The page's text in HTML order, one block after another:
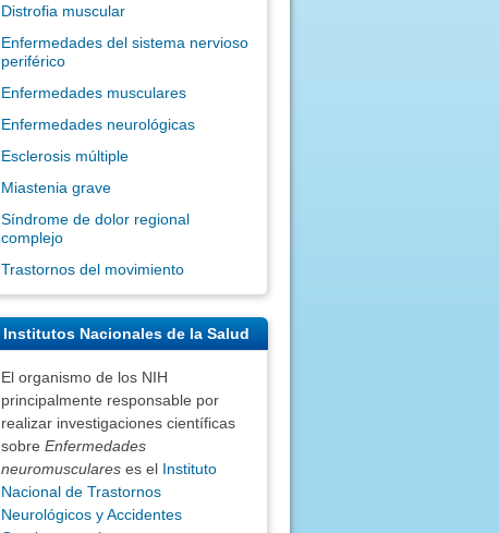
Distrofia muscular
Enfermedades del sistema nervioso
periférico
Enfermedades musculares
Enfermedades neurológicas
Esclerosis múltiple
Miastenia grave
Síndrome de dolor regional
complejo
Trastornos del movimiento
Institutos Nacionales de la Salud
El organismo de los NIH
principalmente responsable por
realizar investigaciones científicas
sobre Enfermedades
neuromusculareses el Instituto
Nacional de Trastornos
Neurológicos y Accidentes